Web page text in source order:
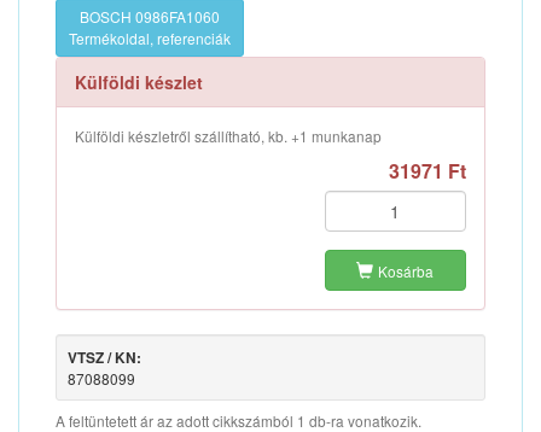
BOSCH 0986FA1060
Termékoldal, referenciák
Külföldi készlet
Külföldi készletről szállítható, kb. +1 munkanap
31971 Ft
Kosárba
VTSZ / KN:
87088099
A feltüntetett ár az adott cikkszámból 1 db-ra vonatkozik.